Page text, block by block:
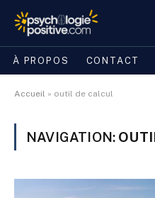
À PROPOS CONTACT
Accueil » outil de calcul
NAVIGATION: